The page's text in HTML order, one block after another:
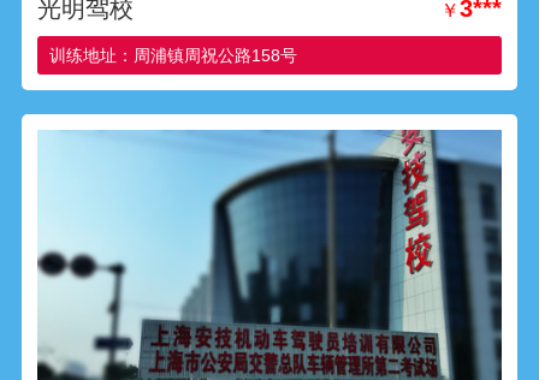
光明驾校 ￥3***
训练地址：周浦镇周祝公路158号